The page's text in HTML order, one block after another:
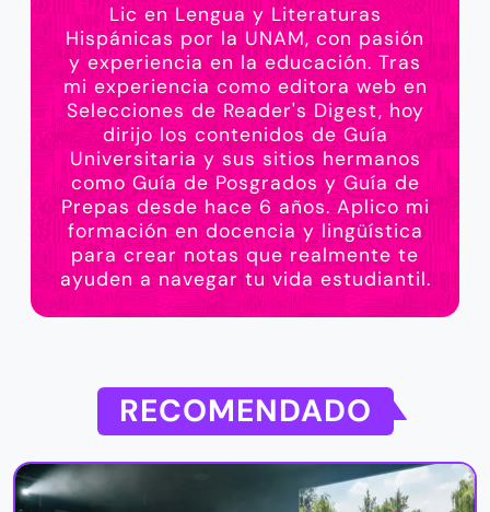
Lic en Lengua y Literaturas
Hispánicas por la UNAM, con pasión
y experiencia en la educación. Tras
mi experiencia como editora web en
Selecciones de Reader's Digest, hoy
dirijo los contenidos de Guía
Universitaria y sus sitios hermanos
como Guía de Posgrados y Guía de
Prepas desde hace 6 años. Aplico mi
formación en docencia y lingüística
para crear notas que realmente te
ayuden a navegar tu vida estudiantil.
RECOMENDADO